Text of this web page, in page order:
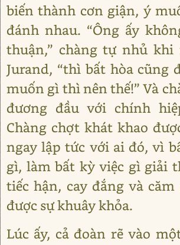
biến thành cơn giận, ý
đánh nhau. “Ông ấy
thuận,” chàng tự nhủ khi
Jurand, “thì bất hòa cũng
muốn gì thì nên thế!” Và
đương đầu với chính
Chàng chợt khát khao
ngay lập tức với ai đó, vì
gì, làm bất kỳ việc gì giải
tiếc hận, cay đắng và
được sự khuây khỏa.
Lúc ấy, cả đoàn rẽ vào